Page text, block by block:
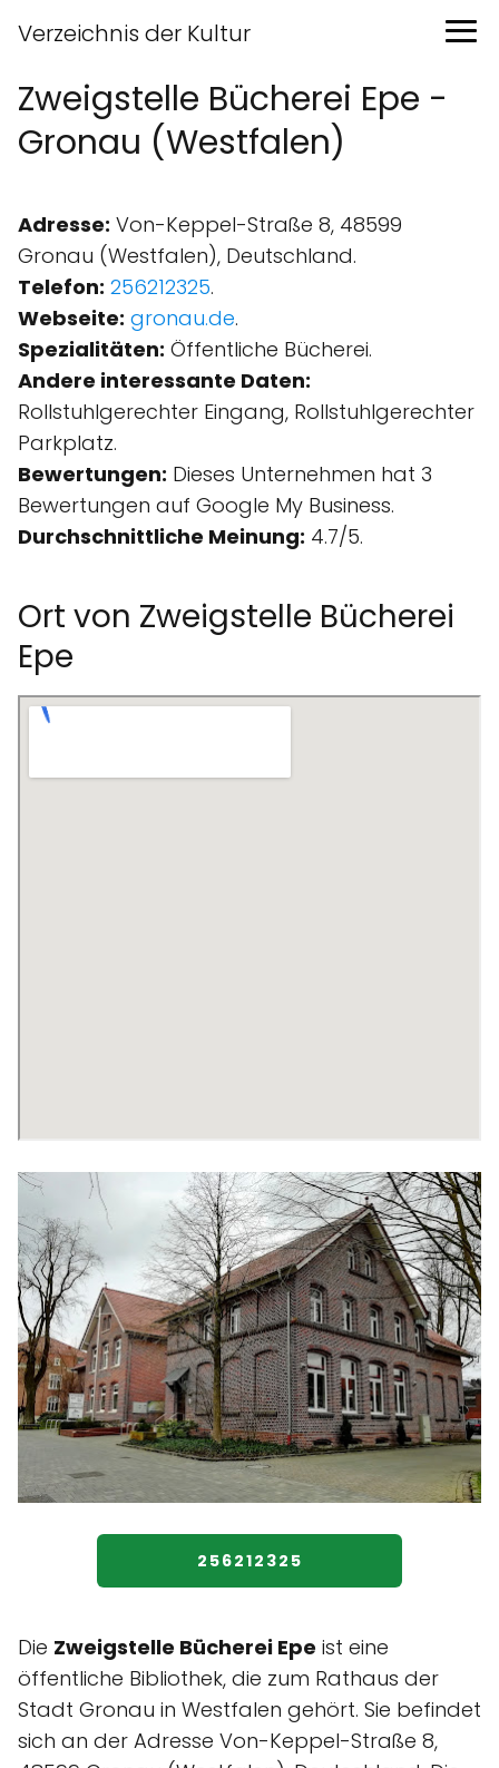
Verzeichnis der Kultur
Zweigstelle Bücherei Epe -
Gronau (Westfalen)
Adresse: Von-Keppel-Straße 8, 48599
Gronau (Westfalen), Deutschland.
Telefon: 256212325.
Webseite: gronau.de.
Spezialitäten: Öffentliche Bücherei.
Andere interessante Daten:
Rollstuhlgerechter Eingang, Rollstuhlgerechter
Parkplatz.
Bewertungen: Dieses Unternehmen hat 3
Bewertungen auf Google My Business.
Durchschnittliche Meinung: 4.7/5.
Ort von Zweigstelle Bücherei
Epe
256212325
Die Zweigstelle Bücherei Epe ist eine
öffentliche Bibliothek, die zum Rathaus der
Stadt Gronau in Westfalen gehört. Sie befindet
sich an der Adresse Von-Keppel-Straße 8,